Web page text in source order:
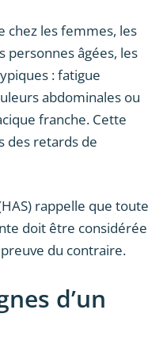
chez les femmes, les
personnes âgées, les
: fatigue
abdominales ou
franche. Cette
des retards de
rappelle que toute
doit être considérée
du contraire.
d’un